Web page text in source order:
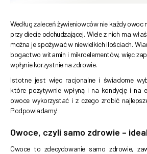
Według zaleceń żywieniowców nie każdy owoc
przy diecie odchudzającej. Wiele z nich ma
można je spożywać w niewielkich ilościach.
bogactwo witamin i mikroelementów, więc
wpłynie korzystnie na zdrowie.
Istotne jest więc racjonalne i świadome
które pozytywnie wpłyną i na kondycję i na
owoce wykorzystać i z czego zrobić
Podpowiadamy!
Owoce, czyli samo zdrowie –
Owoce to zdecydowanie samo zdrowie,